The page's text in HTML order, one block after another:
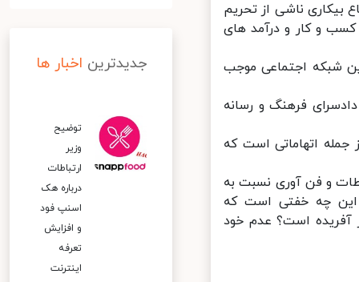
ناشی از تحریم
و کار و درآمد های
شبکه اجتماعی موجب
فرهنگ و رسانه
اتهاماتی است که
و فن آوری نسبت به
چه خفتی است که
است؟ عدم خود
جدیدترین اخبار ها
توضیح
وزیر
ارتباطات
درباره هک
اسنپ‌ فود
و افزایش
تعرفه
اینترنت